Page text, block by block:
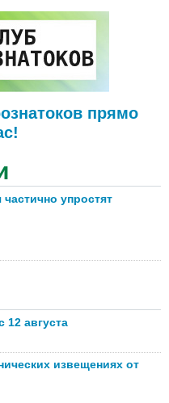
прямо
упростят
августа
извещениях от